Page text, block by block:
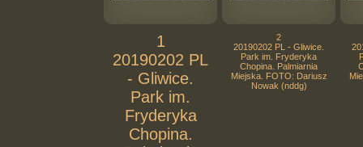
1
20190202 PL
- Gliwice.
Park im.
Fryderyka
Chopina.
2
20190202 PL - Gliwice.
Park im. Fryderyka
Chopina. Palmiarnia
Miejska. FOTO: Dariusz
Nowak (nddg)